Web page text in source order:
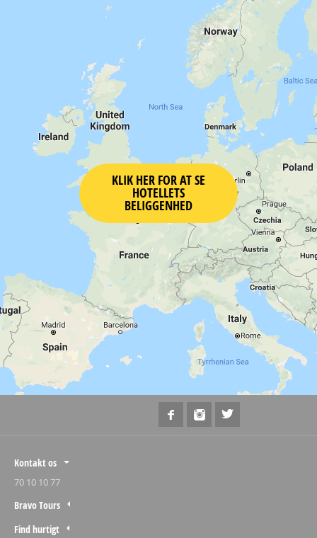
KLIK HER FOR AT SE
HOTELLETS
BELIGGENHED
Kontakt os
70 10 10 77
Bravo Tours
Find hurtigt